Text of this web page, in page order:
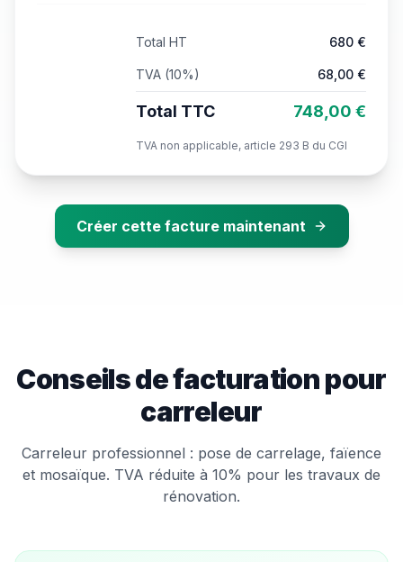
Total HT 680 €
TVA (10%) 68,00 €
Total TTC 748,00 €
TVA non applicable, article 293 B du CGI
Créer cette facture maintenant
Conseils de facturation pour
carreleur
Carreleur professionnel : pose de carrelage, faïence
et mosaïque. TVA réduite à 10% pour les travaux de
rénovation.